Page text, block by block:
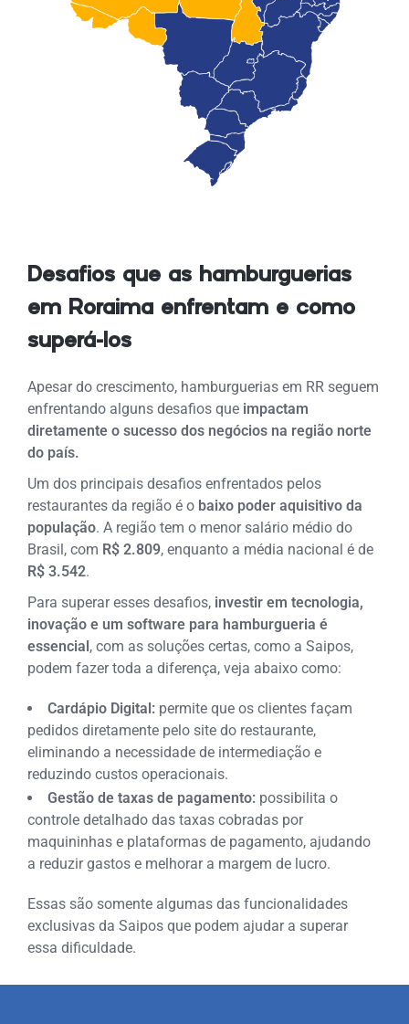
Desafios que as hamburguerias
em Roraima enfrentam e como
superá-los
Apesar do crescimento, hamburguerias em RR seguem
enfrentando alguns desafios que impactam
diretamente o sucesso dos negócios na região norte
do país.
Um dos principais desafios enfrentados pelos
restaurantes da região é o baixo poder aquisitivo da
população. A região tem o menor salário médio do
Brasil, com R$ 2.809, enquanto a média nacional é de
R$ 3.542.
Para superar esses desafios, investir em tecnologia,
inovação e um software para hamburgueria é
essencial, com as soluções certas, como a Saipos,
podem fazer toda a diferença, veja abaixo como:
Cardápio Digital: permite que os clientes façam
pedidos diretamente pelo site do restaurante,
eliminando a necessidade de intermediação e
reduzindo custos operacionais.
Gestão de taxas de pagamento: possibilita o
controle detalhado das taxas cobradas por
maquininhas e plataformas de pagamento, ajudando
a reduzir gastos e melhorar a margem de lucro.
Essas são somente algumas das funcionalidades
exclusivas da Saipos que podem ajudar a superar
essa dificuldade.